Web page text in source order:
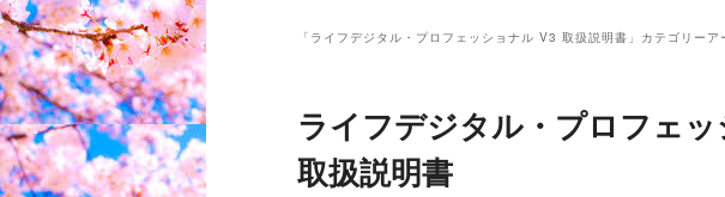
「 ライフデジタル・プロフェッショナル V3 取扱説明書 」カテゴリーア
ライフデジタル・プロフェ
取扱説明書